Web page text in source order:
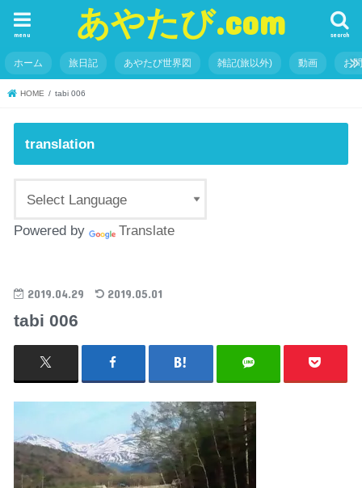
あやたび.com search
menu
ホーム 旅日記 あやたび世界図 雑記(旅以外) 動画 お
HOME tabi 006
translation
Powered by Translate
2019.04.29 2019.05.01
tabi 006